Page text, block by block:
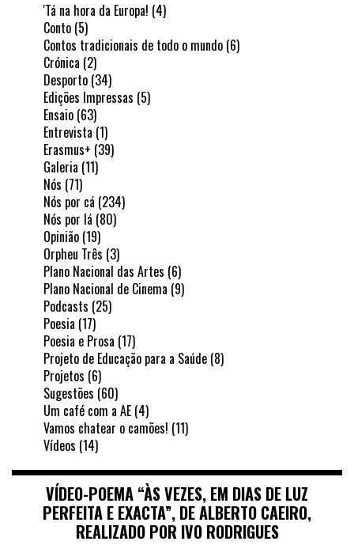
'Tá na hora da Europa! (4)
Conto (5)
Contos tradicionais de todo o mundo (6)
Crónica (2)
Desporto (34)
Edições Impressas (5)
Ensaio (63)
Entrevista (1)
Erasmus+ (39)
Galeria (11)
Nós (71)
Nós por cá (234)
Nós por lá (80)
Opinião (19)
Orpheu Três (3)
Plano Nacional das Artes (6)
Plano Nacional de Cinema (9)
Podcasts (25)
Poesia (17)
Poesia e Prosa (17)
Projeto de Educação para a Saúde (8)
Projetos (6)
Sugestões (60)
Um café com a AE (4)
Vamos chatear o camões! (11)
Vídeos (14)
VÍDEO-POEMA “ÀS VEZES, EM DIAS DE LUZ
PERFEITA E EXACTA”, DE ALBERTO CAEIRO,
REALIZADO POR IVO RODRIGUES